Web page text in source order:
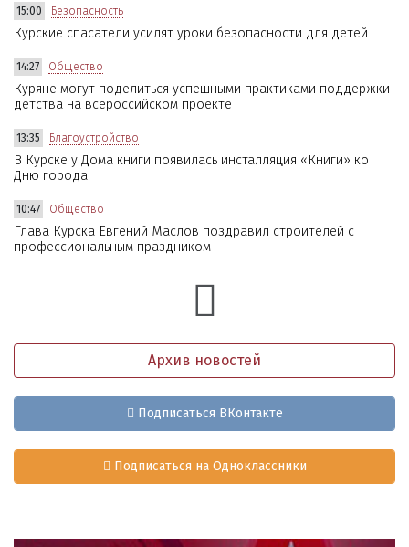
15:00 Безопасность
Курские спасатели усилят уроки безопасности для детей
14:27 Общество
Куряне могут поделиться успешными практиками поддержки
детства на всероссийском проекте
13:35 Благоустройство
В Курске у Дома книги появилась инсталляция «Книги» ко
Дню города
10:47 Общество
Глава Курска Евгений Маслов поздравил строителей с
профессиональным праздником
Архив новостей
Подписаться ВКонтакте
Подписаться на Одноклассники